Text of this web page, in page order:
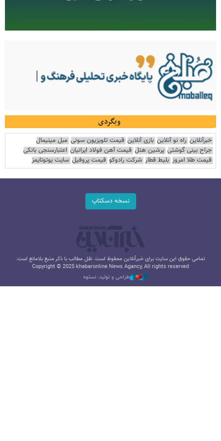
وبگردی
خبرآنلاین راه نو آنلاین بازی آنلاین قیمت تلویزیون سونی مبل مینیمال
جراح بینی گوشتی پرشین هتل قیمت آهن فولاد ایرانیان اعتبارسنجی بانکی
قیمت طلا امروز بلیط قطار شرکت رادوکو قیمت پروفیل سایت یوتوتایمز
نسخه دسکتاپ
تمامی حقوق این سایت برای خبرآنلاین محفوظ است. نقل مطالب با ذکر منبع بلامانع است.
Copyright © 2025 khabaronline News Agancy, All rights reserved
طراحی و تولید: نستوه